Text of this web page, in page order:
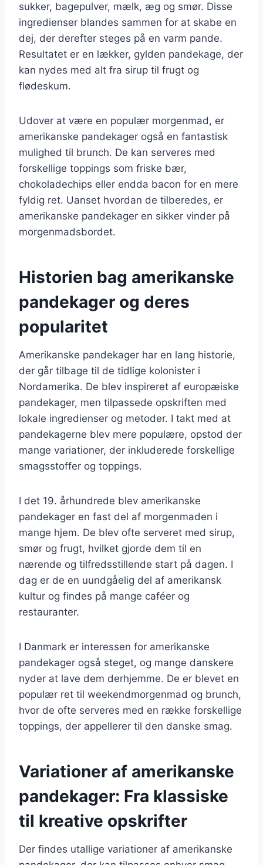
sukker, bagepulver, mælk, æg og smør. Disse
ingredienser blandes sammen for at skabe en
dej, der derefter steges på en varm pande.
Resultatet er en lækker, gylden pandekage, der
kan nydes med alt fra sirup til frugt og
flødeskum.
Udover at være en populær morgenmad, er
amerikanske pandekager også en fantastisk
mulighed til brunch. De kan serveres med
forskellige toppings som friske bær,
chokoladechips eller endda bacon for en mere
fyldig ret. Uanset hvordan de tilberedes, er
amerikanske pandekager en sikker vinder på
morgenmadsbordet.
Historien bag amerikanske
pandekager og deres
popularitet
Amerikanske pandekager har en lang historie,
der går tilbage til de tidlige kolonister i
Nordamerika. De blev inspireret af europæiske
pandekager, men tilpassede opskriften med
lokale ingredienser og metoder. I takt med at
pandekagerne blev mere populære, opstod der
mange variationer, der inkluderede forskellige
smagsstoffer og toppings.
I det 19. århundrede blev amerikanske
pandekager en fast del af morgenmaden i
mange hjem. De blev ofte serveret med sirup,
smør og frugt, hvilket gjorde dem til en
nærende og tilfredsstillende start på dagen. I
dag er de en uundgåelig del af amerikansk
kultur og findes på mange caféer og
restauranter.
I Danmark er interessen for amerikanske
pandekager også steget, og mange danskere
nyder at lave dem derhjemme. De er blevet en
populær ret til weekendmorgenmad og brunch,
hvor de ofte serveres med en række forskellige
toppings, der appellerer til den danske smag.
Variationer af amerikanske
pandekager: Fra klassiske
til kreative opskrifter
Der findes utallige variationer af amerikanske